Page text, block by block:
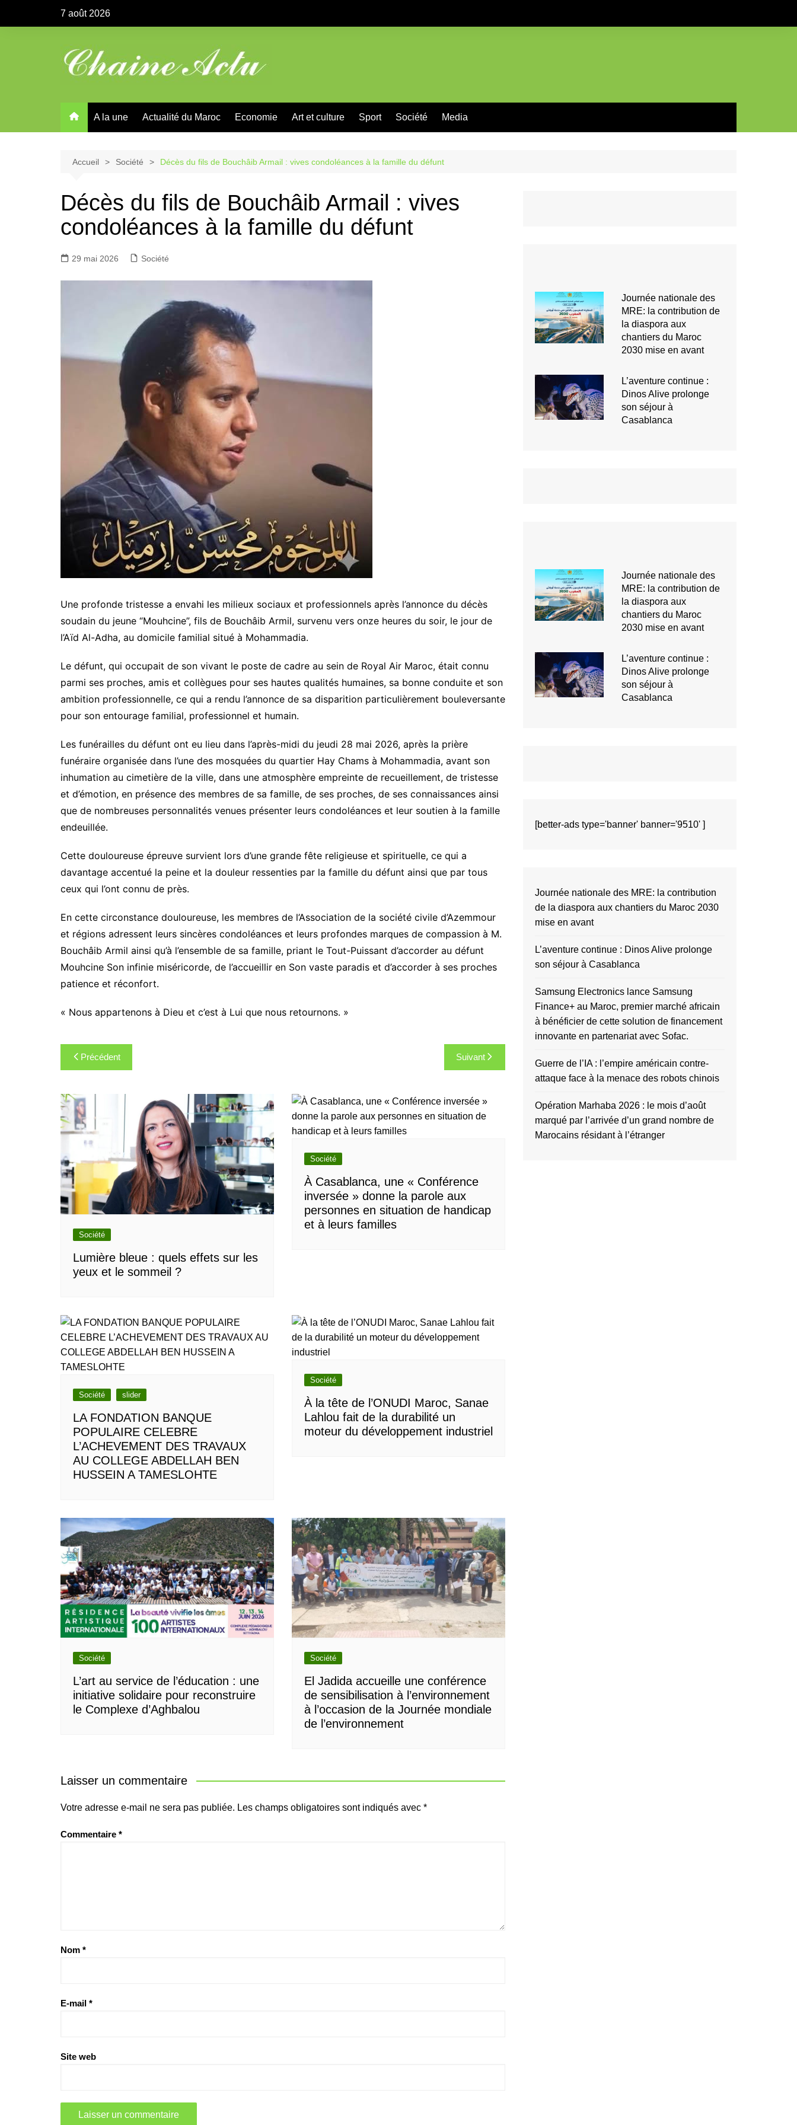
7 août 2026
A la une Actualité du Maroc Economie Art et culture Sport Société Media
Accueil Société Décès du fils de Bouchâib Armail : vives condoléances à la famille du défunt
Décès du fils de Bouchâib Armail : vives
condoléances à la famille du défunt
29 mai 2026 Société
Une profonde tristesse a envahi les milieux sociaux et professionnels après l’annonce du décès
soudain du jeune “Mouhcine”, fils de Bouchâib Armil, survenu vers onze heures du soir, le jour de
l’Aïd Al-Adha, au domicile familial situé à Mohammadia.
Le défunt, qui occupait de son vivant le poste de cadre au sein de Royal Air Maroc, était connu
parmi ses proches, amis et collègues pour ses hautes qualités humaines, sa bonne conduite et son
ambition professionnelle, ce qui a rendu l’annonce de sa disparition particulièrement bouleversante
pour son entourage familial, professionnel et humain.
Les funérailles du défunt ont eu lieu dans l’après-midi du jeudi 28 mai 2026, après la prière
funéraire organisée dans l’une des mosquées du quartier Hay Chams à Mohammadia, avant son
inhumation au cimetière de la ville, dans une atmosphère empreinte de recueillement, de tristesse
et d’émotion, en présence des membres de sa famille, de ses proches, de ses connaissances ainsi
que de nombreuses personnalités venues présenter leurs condoléances et leur soutien à la famille
endeuillée.
Cette douloureuse épreuve survient lors d’une grande fête religieuse et spirituelle, ce qui a
davantage accentué la peine et la douleur ressenties par la famille du défunt ainsi que par tous
ceux qui l’ont connu de près.
En cette circonstance douloureuse, les membres de l’Association de la société civile d’Azemmour
et régions adressent leurs sincères condoléances et leurs profondes marques de compassion à M.
Bouchâib Armil ainsi qu’à l’ensemble de sa famille, priant le Tout-Puissant d’accorder au défunt
Mouhcine Son infinie miséricorde, de l’accueillir en Son vaste paradis et d’accorder à ses proches
patience et réconfort.
« Nous appartenons à Dieu et c’est à Lui que nous retournons. »
Navigation
de
l’article
Précédent Suivant
Société
Lumière bleue : quels effets sur les
yeux et le sommeil ?
Société
À Casablanca, une « Conférence
inversée » donne la parole aux
personnes en situation de handicap
et à leurs familles
Société slider
LA FONDATION BANQUE
POPULAIRE CELEBRE
L’ACHEVEMENT DES TRAVAUX
AU COLLEGE ABDELLAH BEN
HUSSEIN A TAMESLOHTE
Société
À la tête de l’ONUDI Maroc, Sanae
Lahlou fait de la durabilité un
moteur du développement industriel
Société
L’art au service de l’éducation : une
initiative solidaire pour reconstruire
le Complexe d’Aghbalou
Société
El Jadida accueille une conférence
de sensibilisation à l’environnement
à l’occasion de la Journée mondiale
de l’environnement
Laisser un commentaire
Votre adresse e-mail ne sera pas publiée. Les champs obligatoires sont indiqués avec *
Commentaire *
Nom *
E-mail *
Site web
Journée nationale des
MRE: la contribution de
la diaspora aux
chantiers du Maroc
2030 mise en avant
L’aventure continue :
Dinos Alive prolonge
son séjour à
Casablanca
Journée nationale des
MRE: la contribution de
la diaspora aux
chantiers du Maroc
2030 mise en avant
L’aventure continue :
Dinos Alive prolonge
son séjour à
Casablanca
[better-ads type='banner' banner='9510' ]
Journée nationale des MRE: la contribution
de la diaspora aux chantiers du Maroc 2030
mise en avant
L’aventure continue : Dinos Alive prolonge
son séjour à Casablanca
Samsung Electronics lance Samsung
Finance+ au Maroc, premier marché africain
à bénéficier de cette solution de financement
innovante en partenariat avec Sofac.
Guerre de l’IA : l’empire américain contre-
attaque face à la menace des robots chinois
Opération Marhaba 2026 : le mois d’août
marqué par l’arrivée d’un grand nombre de
Marocains résidant à l’étranger